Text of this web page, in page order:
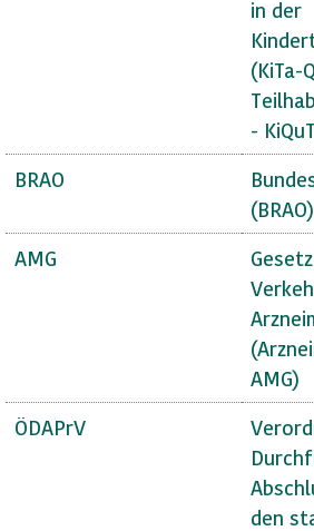
in der
(KiTa-
-
BRAO
(BRAO)
AMG
AMG)
ÖDAPrV
den